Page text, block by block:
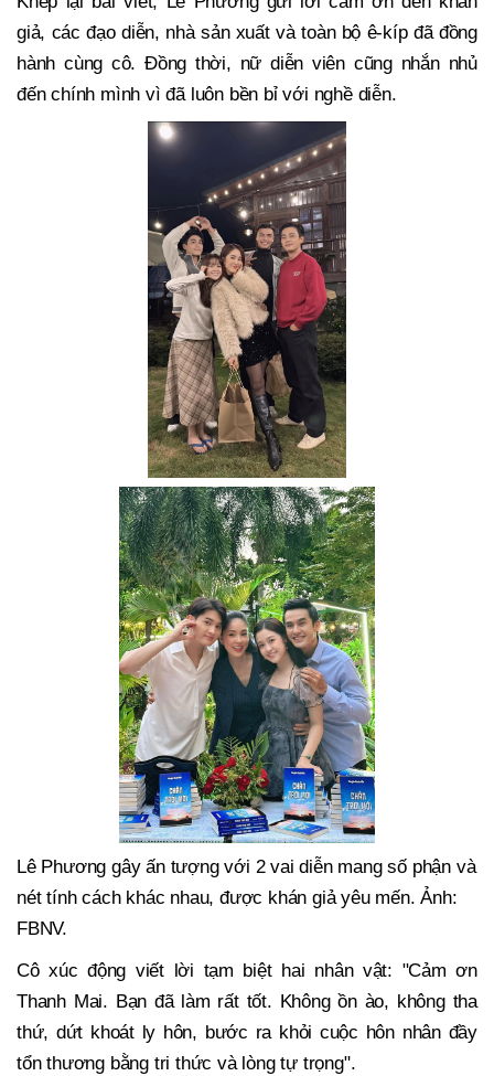
giả, các đạo diễn, nhà sản xuất và toàn bộ ê-kíp đã đồng
hành cùng cô. Đồng thời, nữ diễn viên cũng nhắn nhủ
đến chính mình vì đã luôn bền bỉ với nghề diễn.
Lê Phương gây ấn tượng với 2 vai diễn mang số phận và
nét tính cách khác nhau, được khán giả yêu mến. Ảnh:
FBNV.
Cô xúc động viết lời tạm biệt hai nhân vật: "Cảm ơn
Thanh Mai. Bạn đã làm rất tốt. Không ồn ào, không tha
thứ, dứt khoát ly hôn, bước ra khỏi cuộc hôn nhân đầy
tổn thương bằng tri thức và lòng tự trọng".